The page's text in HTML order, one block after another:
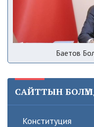
Баетов
САЙТТЫН
Конституция